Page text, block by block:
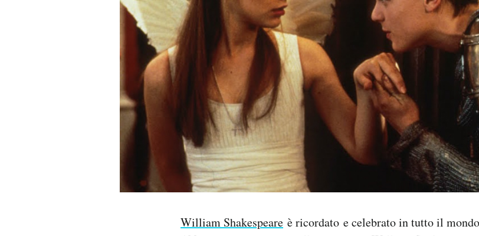
William Shakespeare è ricordato e celebrato in tutto il